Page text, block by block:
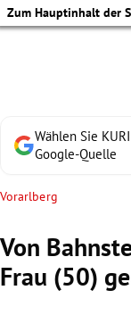
Zum Hauptinhalt der
Wählen Sie
Google-Quelle
Vorarlberg
Von
Frau (50)